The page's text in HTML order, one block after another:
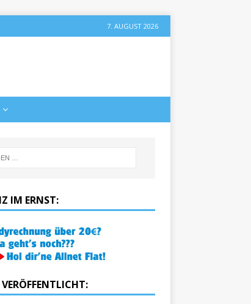
7. AUGUST 2026
IM ERNST: